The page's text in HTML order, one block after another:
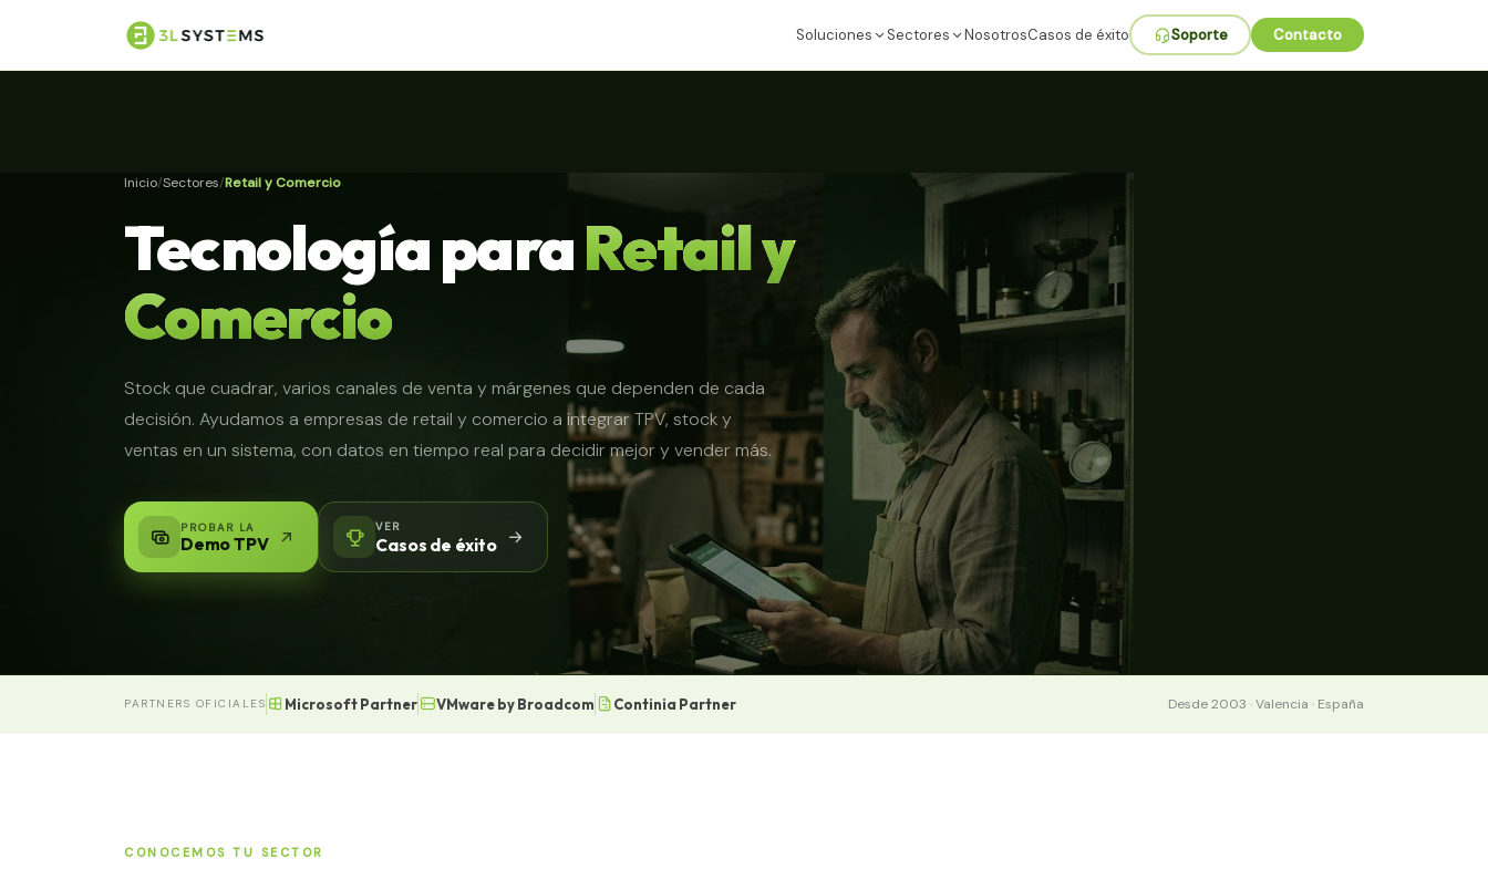
Soluciones Sectores NosotrosCasos de éxito Soporte Contacto
Inicio Sectores Retail y Comercio
Tecnología paraRetail y
Comercio
Stock que cuadrar, varios canales de venta y márgenes que dependen de cada
decisión. Ayudamos a empresas de retail y comercio a integrar TPV, stock y
ventas en un sistema, con datos en tiempo real para decidir mejor y vender más.
PROBAR LA
Demo TPV
VER
Casos de éxito
PARTNERS OFICIALES Microsoft Partner VMware by Broadcom Continia Partner Desde 2003 · Valencia · España
CONOCEMOS TU SECTOR